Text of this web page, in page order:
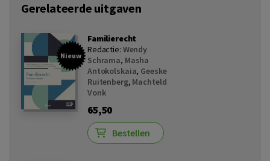
Gerelateerde uitgaven
Nieuw
Familierecht
Redactie: Wendy
Schrama, Masha
Antokolskaia, Geeske
Ruitenberg, Machteld
Vonk
65,50
Bestellen